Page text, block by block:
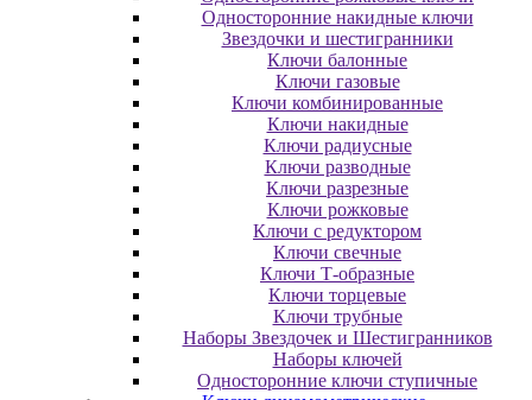
Oднocтopoнниe нaкидныe ключи
Звездочки и шестигранники
Ключи балонные
Ключи газовые
Ключи комбинированные
Ключи накидные
Ключи радиусные
Ключи разводные
Ключи разрезные
Ключи рожковые
Ключи с редуктором
Ключи свечные
Ключи Т-образные
Ключи торцевые
Ключи трубные
Наборы Звездочек и Шестигранников
Наборы ключей
Односторонние ключи ступичные